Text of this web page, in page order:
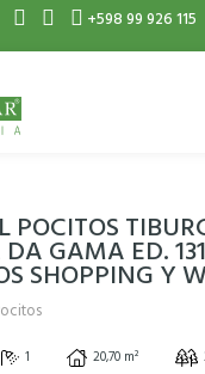
+598 99 926 115
POCITOS
GAMA ED.
SHOPPING Y
1 20,70 m²